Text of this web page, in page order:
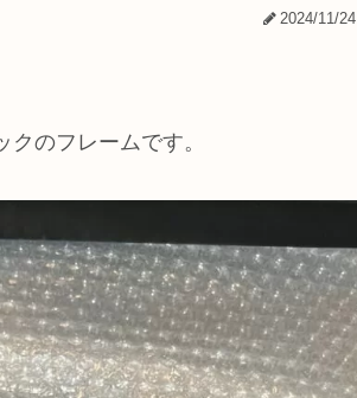
2024/11/24
のフレームです。